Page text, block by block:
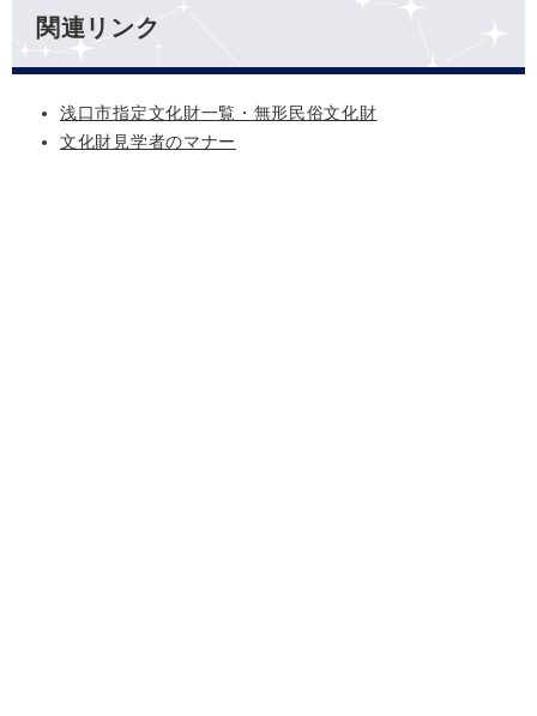
関連リンク
浅口市指定文化財一覧・無形民俗文化財
文化財見学者のマナー